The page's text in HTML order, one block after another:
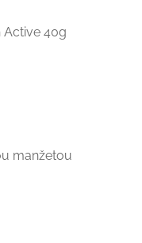
Active 40g
manžetou